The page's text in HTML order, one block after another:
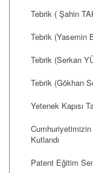
Tebrik ( Şahin
Tebrik (Yasemin
Tebrik (Serkan
Tebrik (Gökhan
Yetenek Kapısı
Cumhuriyetimizin
Kutlandı
Patent Eğitim